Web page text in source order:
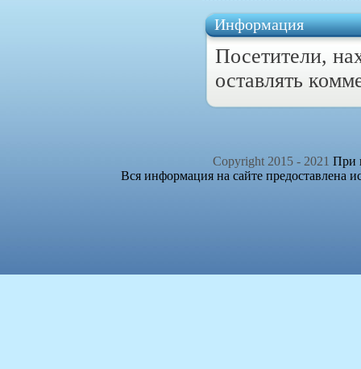
Информация
Посетители,
оставлять
Copyright 2015 - 2021 При
Вся информация на сайте предоставлена